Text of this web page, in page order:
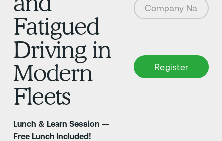
Fatigued
Driving in
Modern
Fleets
Lunch & Learn Session —
Free Lunch Included!